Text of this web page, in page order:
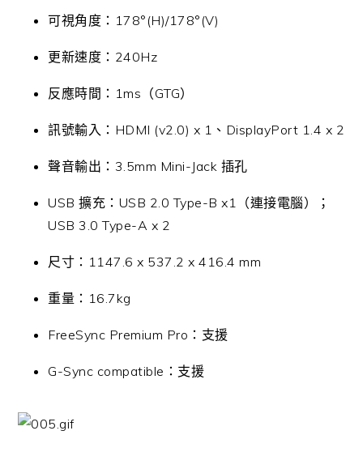
可視角度：178°(H)/178°(V)
更新速度：240Hz
反應時間：1ms（GTG）
訊號輸入：HDMI (v2.0) x 1、DisplayPort 1.4 x 2
聲音輸出：3.5mm Mini-Jack 插孔
USB 擴充：USB 2.0 Type-B x1（連接電腦）；
USB 3.0 Type-A x 2
尺寸：1147.6 x 537.2 x 416.4 mm
重量：16.7kg
FreeSync Premium Pro：支援
G-Sync compatible：支援